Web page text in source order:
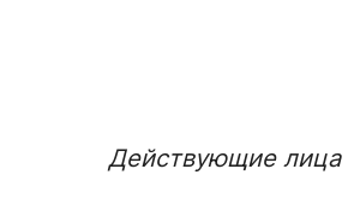
Действующие лица